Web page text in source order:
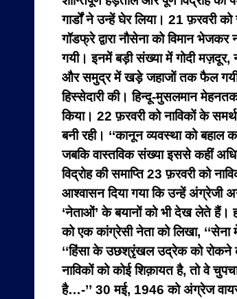
गार्डों ने उन्हें घेर लिया। 21 फ़रवरी
गॉडफ्रे द्वारा नौसेना को विमान
गयी। इनमें बड़ी संख्या में गोदी
और समुद्र में खड़े जहाजों तक फैल
हिस्सेदारी की। हिन्दू-मुसलमान
किया। 22 फ़रवरी को नाविकों के
बनी रही। ‘‘कानून व्यवस्था को
जबकि वास्तविक संख्या इससे कहीं
विद्रोह की समाप्ति 23 फ़रवरी को
आश्वासन दिया गया कि उन्हें अंग्रेजी
‘नेताओं’ के बयानों को भी देख लेते हैं।
को एक कांग्रेसी नेता को लिखा,
‘‘हिंसा के उछश्रृंखल उद्रेक को रोकने
नाविकों को कोई शिक़ायत है, तो वे
है…-’’ 30 मई, 1946 को अंग्रेज